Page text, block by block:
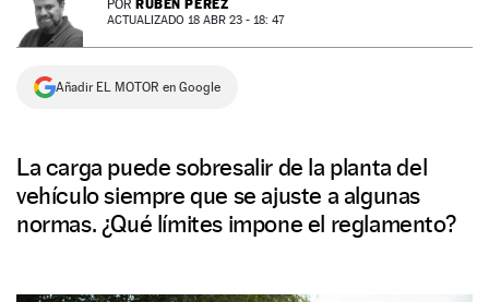
NEWSLETTER
SÍGUENOS
POR RUBÉN PÉREZ
ACTUALIZADO 18 ABR 23 - 18: 47
Añadir EL MOTOR en Google
La carga puede sobresalir de la planta del
vehículo siempre que se ajuste a algunas
normas. ¿Qué límites impone el reglamento?